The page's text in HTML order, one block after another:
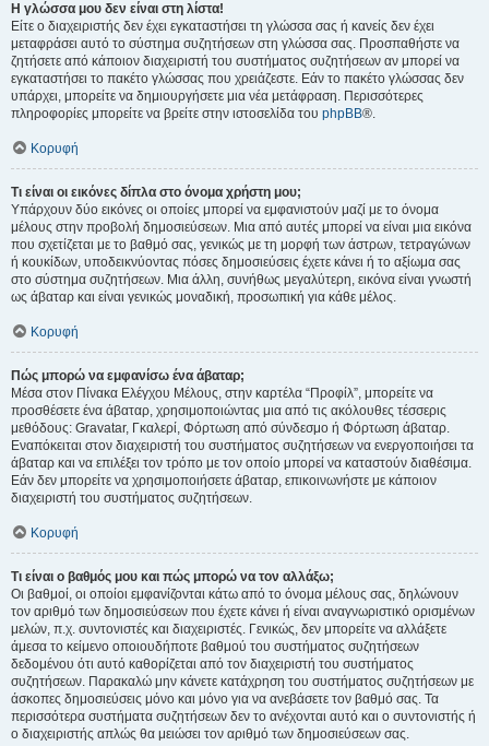
Η γλώσσα μου δεν είναι στη λίστα!
Είτε ο διαχειριστής δεν έχει εγκαταστήσει τη γλώσσα σας ή κανείς δεν έχει
μεταφράσει αυτό το σύστημα συζητήσεων στη γλώσσα σας. Προσπαθήστε να
ζητήσετε από κάποιον διαχειριστή του συστήματος συζητήσεων αν μπορεί να
εγκαταστήσει το πακέτο γλώσσας που χρειάζεστε. Εάν το πακέτο γλώσσας δεν
υπάρχει, μπορείτε να δημιουργήσετε μια νέα μετάφραση. Περισσότερες
πληροφορίες μπορείτε να βρείτε στην ιστοσελίδα του phpBB®.
Κορυφή
Τι είναι οι εικόνες δίπλα στο όνομα χρήστη μου;
Υπάρχουν δύο εικόνες οι οποίες μπορεί να εμφανιστούν μαζί με το όνομα
μέλους στην προβολή δημοσιεύσεων. Μια από αυτές μπορεί να είναι μια εικόνα
που σχετίζεται με το βαθμό σας, γενικώς με τη μορφή των άστρων, τετραγώνων
ή κουκίδων, υποδεικνύοντας πόσες δημοσιεύσεις έχετε κάνει ή το αξίωμα σας
στο σύστημα συζητήσεων. Μια άλλη, συνήθως μεγαλύτερη, εικόνα είναι γνωστή
ως άβαταρ και είναι γενικώς μοναδική, προσωπική για κάθε μέλος.
Κορυφή
Πώς μπορώ να εμφανίσω ένα άβαταρ;
Μέσα στον Πίνακα Ελέγχου Μέλους, στην καρτέλα “Προφίλ”, μπορείτε να
προσθέσετε ένα άβαταρ, χρησιμοποιώντας μια από τις ακόλουθες τέσσερις
μεθόδους: Gravatar, Γκαλερί, Φόρτωση από σύνδεσμο ή Φόρτωση άβαταρ.
Εναπόκειται στον διαχειριστή του συστήματος συζητήσεων να ενεργοποιήσει τα
άβαταρ και να επιλέξει τον τρόπο με τον οποίο μπορεί να καταστούν διαθέσιμα.
Εάν δεν μπορείτε να χρησιμοποιήσετε άβαταρ, επικοινωνήστε με κάποιον
διαχειριστή του συστήματος συζητήσεων.
Κορυφή
Τι είναι ο βαθμός μου και πώς μπορώ να τον αλλάξω;
Οι βαθμοί, οι οποίοι εμφανίζονται κάτω από το όνομα μέλους σας, δηλώνουν
τον αριθμό των δημοσιεύσεων που έχετε κάνει ή είναι αναγνωριστικό ορισμένων
μελών, π.χ. συντονιστές και διαχειριστές. Γενικώς, δεν μπορείτε να αλλάξετε
άμεσα το κείμενο οποιουδήποτε βαθμού του συστήματος συζητήσεων
δεδομένου ότι αυτό καθορίζεται από τον διαχειριστή του συστήματος
συζητήσεων. Παρακαλώ μην κάνετε κατάχρηση του συστήματος συζητήσεων με
άσκοπες δημοσιεύσεις μόνο και μόνο για να ανεβάσετε τον βαθμό σας. Τα
περισσότερα συστήματα συζητήσεων δεν το ανέχονται αυτό και ο συντονιστής ή
ο διαχειριστής απλώς θα μειώσει τον αριθμό των δημοσιεύσεων σας.